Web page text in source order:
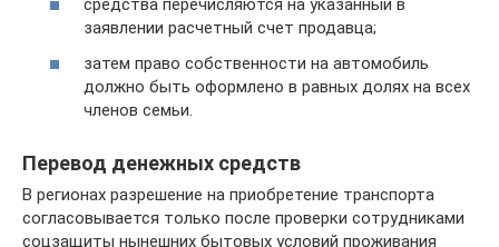
средства перечисляются на указанный в
заявлении расчетный счет продавца;
затем право собственности на автомобиль
должно быть оформлено в равных долях на всех
членов семьи.
Перевод денежных средств
В регионах разрешение на приобретение транспорта
согласовывается только после проверки сотрудниками
соцзащиты нынешних бытовых условий проживания